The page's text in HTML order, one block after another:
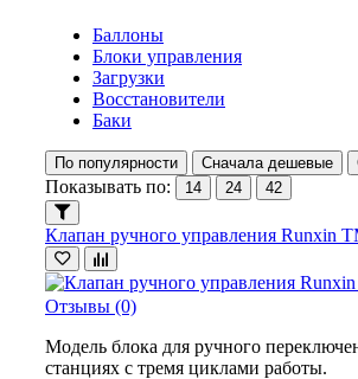
Баллоны
Блоки управления
Загрузки
Восстановители
Баки
По популярности Сначала дешевые
Показывать по: 14 24 42
Клапан ручного управления Runxin
Отзывы (0)
Модель блока для ручного
станциях с тремя циклами работы.